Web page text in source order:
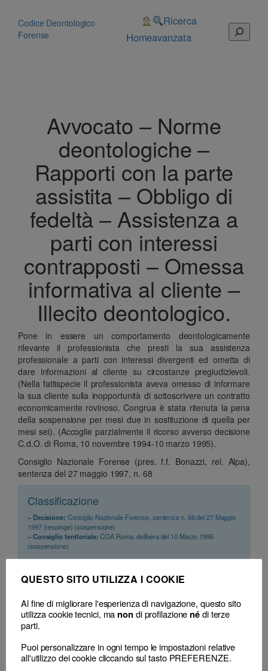
contenuto
Codice Deontologico
Forense
Home
Ricerca
avanzata
Cerca
Avvocato – Norme
deontologiche –
Rapporti con la parte
assistita – Obbligo di
fedeltà – Assistenza a
parti con interessi
contrapposti – Omessa
informativa al cliente –
Illecito deontologico.
Pone in essere un comportamento deontologicamente
rilevante il professionista che presti la sua assistenza
professionale a parti con interessi divergenti ed ometta di
dare informazioni al cliente su circostanze pregiudizievoli.
(Nella fattispecie il professionista aveva omesso di informare
la sua cliente sulla inopportunità di sottoscrivere un contratto
economicamente rovinoso. Congrua è stata ritenuta la pena
della sospensione per mesi due in sostituzione di quella per
mesi sei). (Accoglie parzialmente il ricorso avverso decisione
C.d.O. di Roma, 10 novembre 1994-10 marzo 1995).
Consiglio Nazionale Forense (pres. f.f. Bonazzi, rel. Alpa),
sentenza del 27 maggio 1997, n. 68
Classificazione
– Decisione: Consiglio Nazionale Forense, sentenza n. 68 del 27 Maggio
1997(respinge) (sospensione)
– Consiglio territoriale:COA Roma, delibera del 10 Marzo 1995
(sospensione)
← Avvocato – Norme deontologiche –
Avvocato – Tenuta
albi – Iscrizione
QUESTO SITO UTILIZZA I COOKIE
Al fine di migliorare l'esperienza di navigazione, questo sito
utilizza cookie tecnici, ma non di profilazione nédi terze
parti.
Puoi personalizzare in ogni tempo le impostazioni relative
all'utilizzo dei cookie cliccando sul tasto PREFERENZE.